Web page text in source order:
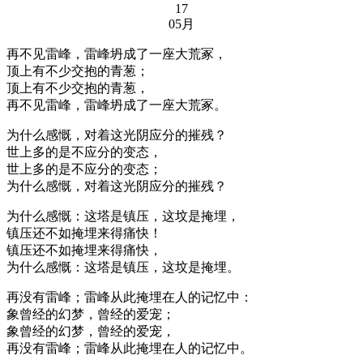
17
05月
再不见雷峰，雷峰坍成了一座大荒冢，
顶上有不少交抱的青葱；
顶上有不少交抱的青葱，
再不见雷峰，雷峰坍成了一座大荒冢。
为什么感慨，对着这光阴应分的摧残？
世上多的是不应分的变态，
世上多的是不应分的变态；
为什么感慨，对着这光阴应分的摧残？
为什么感慨：这塔是镇压，这坟是掩埋，
镇压还不如掩埋来得痛快！
镇压还不如掩埋来得痛快，
为什么感慨：这塔是镇压，这坟是掩埋。
再没有雷峰；雷峰从此掩埋在人的记忆中：
象曾经的幻梦，曾经的爱宠；
象曾经的幻梦，曾经的爱宠，
再没有雷峰；雷峰从此掩埋在人的记忆中。